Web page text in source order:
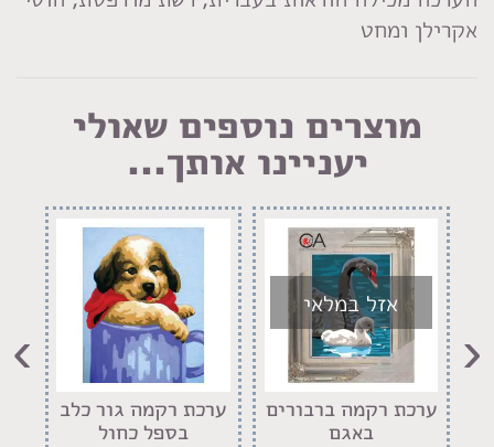
אקרילן ומחט
מוצרים נוספים שאולי
יעניינו אותך...
אזל במלאי
ערכת רקמה ברבורים
באגם
ערכת רקמה גור כלב
בספל כחול
‹
›